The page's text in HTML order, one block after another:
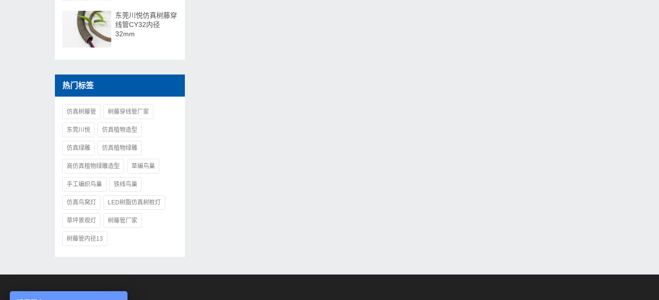
东莞川悦仿真树藤穿
线管CY32内径
32mm
热门标签
仿真树藤管 树藤穿线管厂家
东莞川悦 仿真植物造型
仿真绿雕 仿真植物绿雕
高仿真植物绿雕造型 草编鸟巢
手工编织鸟巢 铁线鸟巢
仿真鸟窝灯 LED树脂仿真树桩灯
草坪景观灯 树藤管厂家
树藤管内径13